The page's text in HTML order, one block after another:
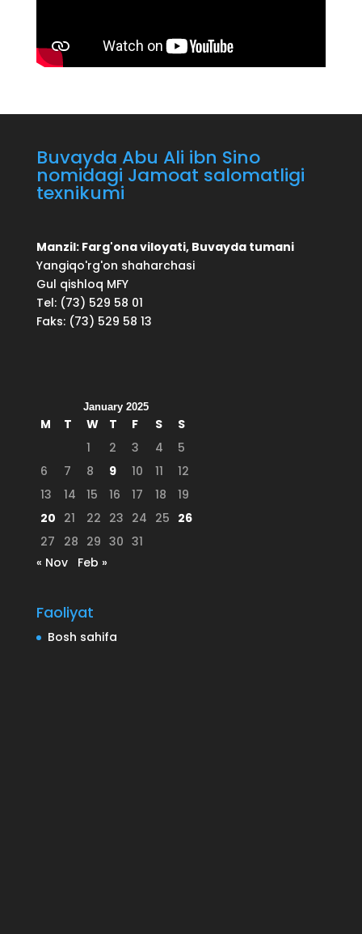
Buvayda Abu Ali ibn Sino
nomidagi Jamoat salomatligi
texnikumi
Manzil: Farg'ona viloyati, Buvayda tumani
Yangiqo'rg'on shaharchasi
Gul qishloq MFY
Tel: (73) 529 58 01
Faks: (73) 529 58 13
January 2025
M T W T F S
S
1
2 3 4
5
6
7 8 9 10 11
12
13
14 15 16 17 18
19
20 21 22 23 24 25 26
27
28 29 30 31
« Nov
Feb »
Faoliyat
Bosh sahifa